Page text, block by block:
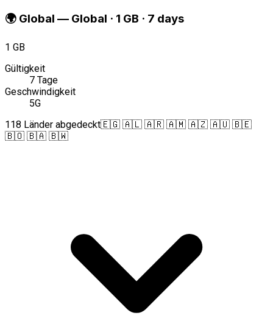
🌍 Global — Global · 1 GB · 7 days
1 GB
Gültigkeit
7 Tage
Geschwindigkeit
5G
118 Länder abgedeckt🇪🇬 🇦🇱 🇦🇷 🇦🇲 🇦🇿 🇦🇺 🇧🇪
🇧🇴 🇧🇦 🇧🇼